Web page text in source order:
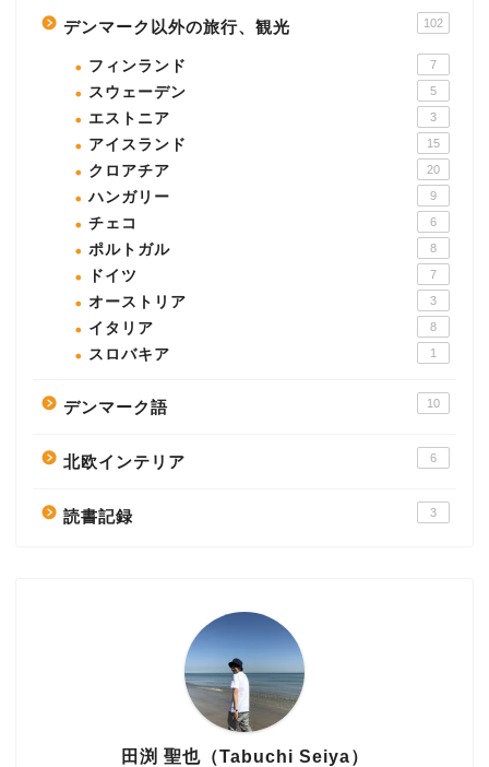
デンマーク以外の旅行、観光 102
フィンランド 7
スウェーデン 5
エストニア 3
アイスランド 15
クロアチア 20
ハンガリー 9
チェコ 6
ポルトガル 8
ドイツ 7
オーストリア 3
イタリア 8
スロバキア 1
デンマーク語 10
北欧インテリア 6
読書記録 3
田渕 聖也（Tabuchi Seiya）